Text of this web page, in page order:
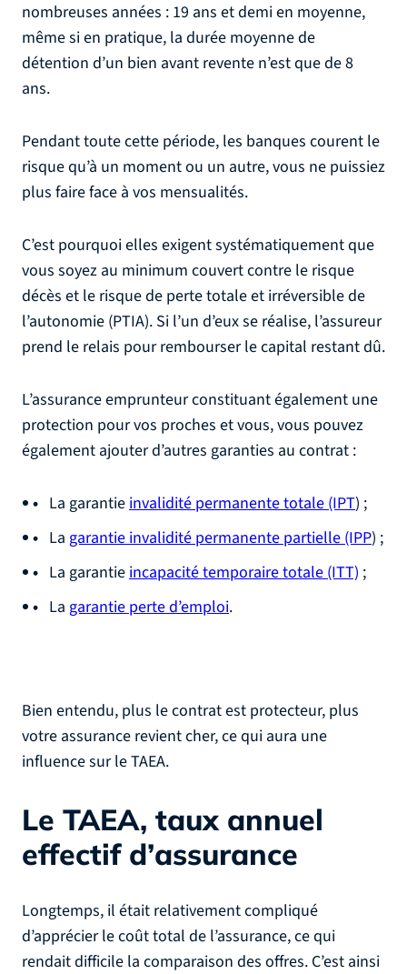
nombreuses années : 19 ans et demi en moyenne,
même si en pratique, la durée moyenne de
détention d’un bien avant revente n’est que de 8
ans.
Pendant toute cette période, les banques courent le
risque qu’à un moment ou un autre, vous ne puissiez
plus faire face à vos mensualités.
C’est pourquoi elles exigent systématiquement que
vous soyez au minimum couvert contre le risque
décès et le risque de perte totale et irréversible de
l’autonomie (PTIA). Si l’un d’eux se réalise, l’assureur
prend le relais pour rembourser le capital restant dû.
L’assurance emprunteur constituant également une
protection pour vos proches et vous, vous pouvez
également ajouter d’autres garanties au contrat :
La garantieinvalidité permanente totale (IPT) ;
La garantie invalidité permanente partielle (IPP) ;
La garantieincapacité temporaire totale (ITT) ;
La garantie perte d’emploi.
Bien entendu, plus le contrat est protecteur, plus
votre assurance revient cher, ce qui aura une
influence sur le TAEA.
Le TAEA, taux annuel
effectif d’assurance
Longtemps, il était relativement compliqué
d’apprécier le coût total de l’assurance, ce qui
rendait difficile la comparaison des offres. C’est ainsi